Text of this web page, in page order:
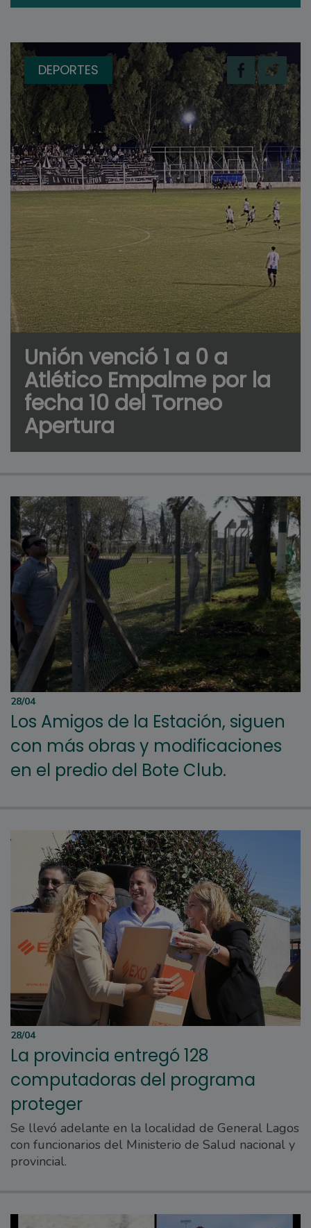
DEPORTES
Unión venció 1 a 0 a
Atlético Empalme por la
fecha 10 del Torneo
Apertura
28/04
Los Amigos de la Estación, siguen
con más obras y modificaciones
en el predio del Bote Club.
28/04
La provincia entregó 128
computadoras del programa
proteger
Se llevó adelante en la localidad de General Lagos
con funcionarios del Ministerio de Salud nacional y
provincial.